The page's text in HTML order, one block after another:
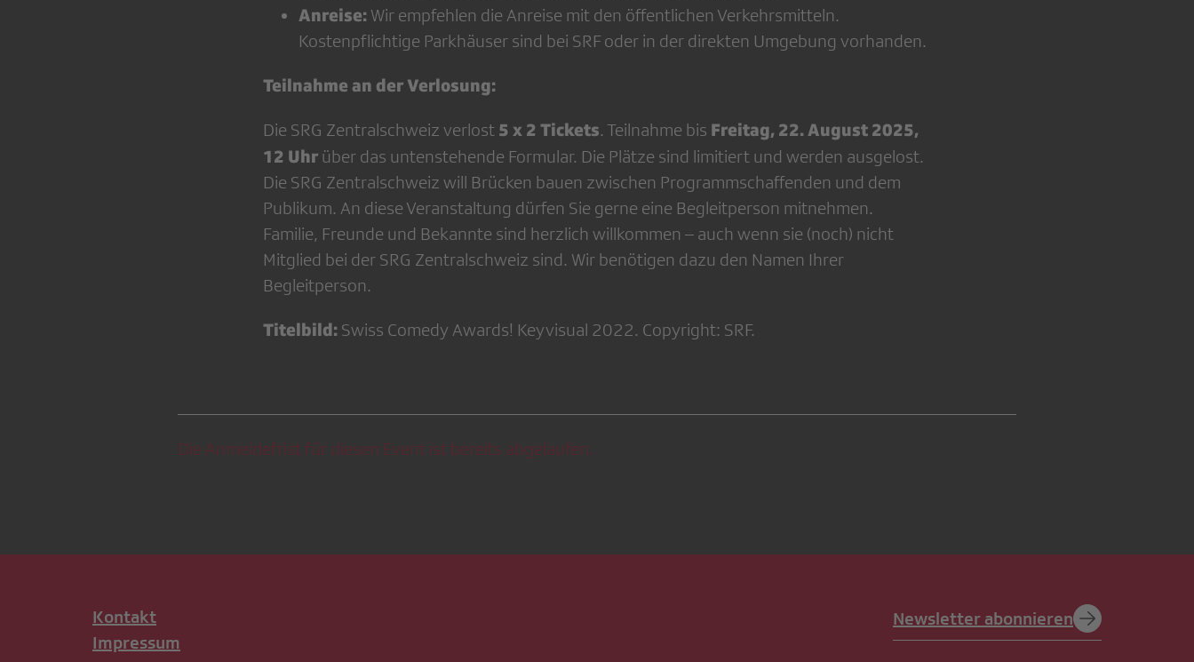
Anreise: Wir empfehlen die Anreise mit den öffentlichen Verkehrsmitteln.
Kostenpflichtige Parkhäuser sind bei SRF oder in der direkten Umgebung vorhanden.
Teilnahme an der Verlosung:
Die SRG Zentralschweiz verlost 5 x 2 Tickets. Teilnahme bis Freitag, 22. August 2025,
12 Uhr über das untenstehende Formular. Die Plätze sind limitiert und werden ausgelost.
Die SRG Zentralschweiz will Brücken bauen zwischen Programmschaffenden und dem
Publikum. An diese Veranstaltung dürfen Sie gerne eine Begleitperson mitnehmen.
Familie, Freunde und Bekannte sind herzlich willkommen – auch wenn sie (noch) nicht
Mitglied bei der SRG Zentralschweiz sind. Wir benötigen dazu den Namen Ihrer
Begleitperson.
Titelbild: Swiss Comedy Awards! Keyvisual 2022. Copyright: SRF.
Die Anmeldefrist für diesen Event ist bereits abgelaufen.
Kontakt
Impressum
Newsletter abonnieren